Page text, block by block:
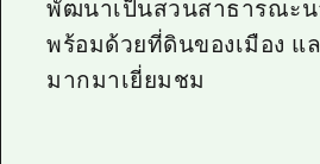
พัฒนาเป็นสวนสาธารณะน
พร้อมด้วยที่ดินของเมือง แ
มากมาเยี่ยมชม